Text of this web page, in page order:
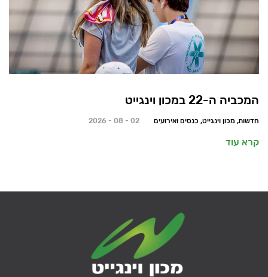
המכביה ה-22 במכון וינגייט
חדשות, מכון וינגייט, כנסים ואירועים 02 - 08 - 2026
קרא עוד